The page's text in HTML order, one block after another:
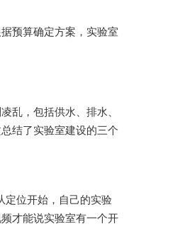
预算确定方案，实验室
括供水、排水、
，本文总结了实验室建设的三个
开始，自己的实验
频才能说实验室有一个开